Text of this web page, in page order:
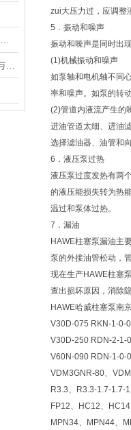
zui大压力过，应调整
5．振动和噪声
振动和噪声是同时出
(1)机械振动和噪声
如泵轴和电机轴不同
率和噪声。如泵的转
(2)管道内液流产生的
进油管道太细、进油
选择滤油器、油管和
6．液压泵过热
液压泵过度发热有两
的液压能损失转为热
温过和泵体过热。
7．漏油
HAWE柱塞泵漏油主
泵的外接油管松动，
现在生产HAWE柱塞
查出损坏原因，消除
HAWE哈威柱塞泵南
V30D-075 RKN-1-0-
V30D-250 RDN-2-1-
V60N-090 RDN-1-0-
VDM3GNR-80、
R3.3、R3.3-1.7-1.7-
FP12、HC12、
MPN34、MPN44、